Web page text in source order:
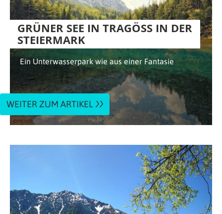
GRÜNER SEE IN TRAGÖSS IN DER S
TEIERMARK
Ein Unterwasserpark wie aus einer Fantasie
WEITER ZUM ARTIKEL